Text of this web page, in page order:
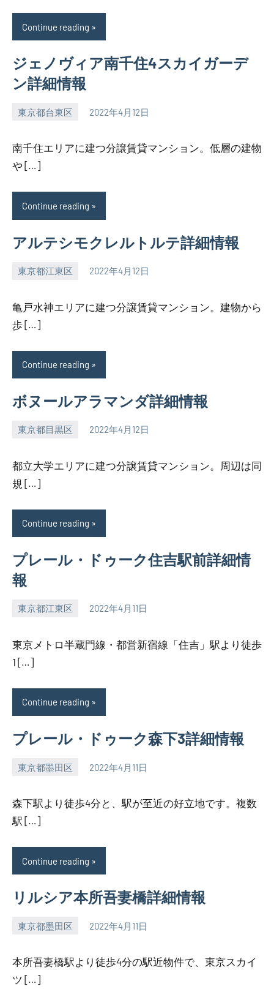
Continue reading
ジェノヴィア南千住4スカイガーデ
ン詳細情報
東京都台東区 2022年4月12日
SEZIMO
南千住エリアに建つ分譲賃貸マンション。低層の建物
や […]
Continue reading
アルテシモクレルトルテ詳細情報
東京都江東区 2022年4月12日
SEZIMO
亀戸水神エリアに建つ分譲賃貸マンション。建物から
歩 […]
Continue reading
ボヌールアラマンダ詳細情報
東京都目黒区 2022年4月12日
SEZIMO
都立大学エリアに建つ分譲賃貸マンション。周辺は同
規 […]
Continue reading
プレール・ドゥーク住吉駅前詳細情
報
東京都江東区 2022年4月11日
SEZIMO
東京メトロ半蔵門線・都営新宿線「住吉」駅より徒歩
1 […]
Continue reading
プレール・ドゥーク森下3詳細情報
東京都墨田区 2022年4月11日
SEZIMO
森下駅より徒歩4分と、駅が至近の好立地です。複数
駅 […]
Continue reading
リルシア本所吾妻橋詳細情報
東京都墨田区 2022年4月11日
SEZIMO
本所吾妻橋駅より徒歩4分の駅近物件で、東京スカイ
ツ […]